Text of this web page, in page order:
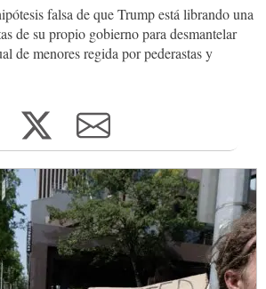
falsa de que Trump está librando una
de su propio gobierno para desmantelar
de menores regida por pederastas y